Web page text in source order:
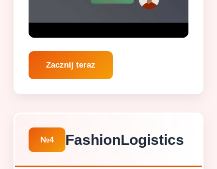
Zacznij teraz
№4 FashionLogistics